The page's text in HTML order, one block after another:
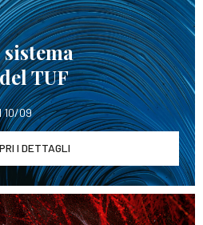
TUF
10/09
I DETTAGLI